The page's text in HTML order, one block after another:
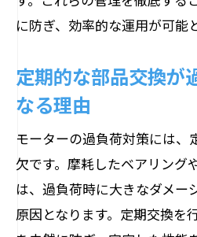
に防ぎ、効率的な運用が可能
定期的な部品交換が
なる理由
モーターの過負荷対策には、
欠です。摩耗したベアリング
は、過負荷時に大きなダメー
原因となります。定期交換を